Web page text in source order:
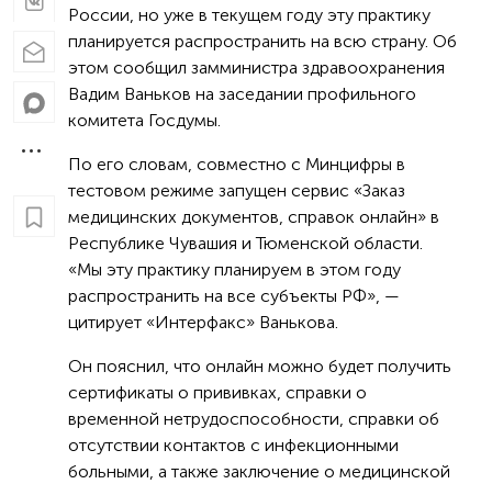
России, но уже в текущем году эту практику
планируется распространить на всю страну. Об
этом сообщил замминистра здравоохранения
Вадим Ваньков на заседании профильного
комитета Госдумы.
По его словам, совместно с Минцифры в
тестовом режиме запущен сервис «Заказ
медицинских документов, справок онлайн» в
Республике Чувашия и Тюменской области.
«Мы эту практику планируем в этом году
распространить на все субъекты РФ», —
цитирует «Интерфакс» Ванькова.
Он пояснил, что онлайн можно будет получить
сертификаты о прививках, справки о
временной нетрудоспособности, справки об
отсутствии контактов с инфекционными
больными, а также заключение о медицинской